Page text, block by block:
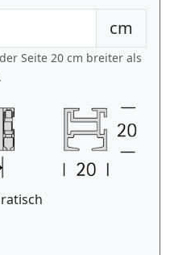
cm
Seite 20 cm breiter als